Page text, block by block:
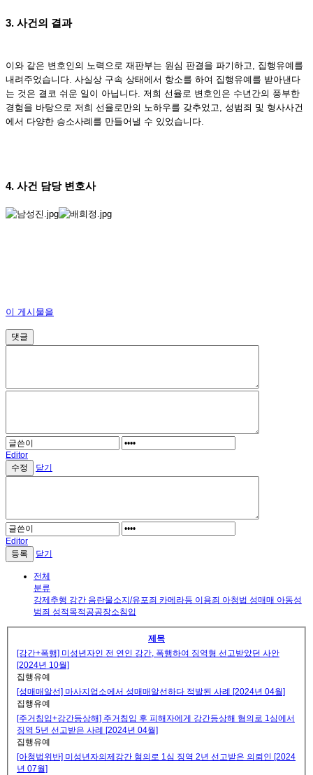
3. 사건의 결과
이와 같은 변호인의 노력으로 재판부는 원심 판결을 파기하고, 집행유예를
내려주었습니다. 사실상 구속 상태에서 항소를 하여 집행유예를 받아낸다
는 것은 결코 쉬운 일이 아닙니다. 저희 선율로 변호인은 수년간의 풍부한
경험을 바탕으로 저희 선율로만의 노하우를 갖추었고, 성범죄 및 형사사건
에서 다양한 승소사례를 만들어낼 수 있었습니다.
4. 사건 담당 변호사
이 게시물을
댓글
Editor
닫기
Editor
닫기
전체
분류
강제추행 강간 음란물소지/유포죄 카메라등 이용죄 아청법 성매매 아동성
범죄 성적목적공공장소침입
제목
[강간+폭행] 미성년자인 전 연인 강간, 폭행하여 징역형 선고받았던 사안
[2024년 10월]
집행유예
[성매매알선] 마사지업소에서 성매매알선하다 적발된 사례 [2024년 04월]
집행유예
[주거침입+강간등상해] 주거침입 후 피해자에게 강간등상해 혐의로 1심에서
징역 5년 선고받은 사례 [2024년 04월]
집행유예
[아청법위반] 미성년자의제강간 혐의로 1심 징역 2년 선고받은 의뢰인 [2024
년 07월]